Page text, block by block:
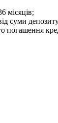
місяців;
суми
погашення